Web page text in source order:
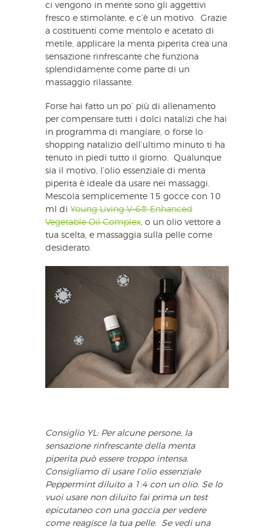
ci vengono in mente sono gli aggettivi
fresco e stimolante, e c’è un motivo. Grazie
a costituenti come mentolo e acetato di
metile, applicare la menta piperita crea una
sensazione rinfrescante che funziona
splendidamente come parte di un
massaggio rilassante.
Forse hai fatto un po’ più di allenamento
per compensare tutti i dolci natalizi che hai
in programma di mangiare, o forse lo
shopping natalizio dell’ultimo minuto ti ha
tenuto in piedi tutto il giorno. Qualunque
sia il motivo, l’olio essenziale di menta
piperita è ideale da usare nei massaggi.
Mescola semplicemente 15 gocce con 10
ml di Young Living V-6® Enhanced
Vegetable Oil Complex , o un olio vettore a
tua scelta, e massaggia sulla pelle come
desiderato.
Consiglio YL: Per alcune persone, la
sensazione rinfrescante della menta
piperita può essere troppo intensa.
Consigliamo di usare l’olio essenziale
Peppermint diluito a 1:4 con un olio. Se lo
vuoi usare non diluito fai prima un test
epicutaneo con una goccia per vedere
come reagisce la tua pelle. Se vedi una